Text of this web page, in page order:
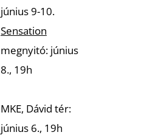
június 9-10.
Sensation
megnyitó: június
8., 19h
MKE, Dávid tér:
június 6., 19h